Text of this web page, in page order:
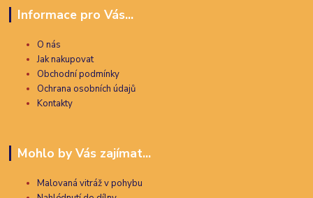
Informace pro Vás...
O nás
Jak nakupovat
Obchodní podmínky
Ochrana osobních údajů
Kontakty
Mohlo by Vás zajímat...
Malovaná vitráž v pohybu